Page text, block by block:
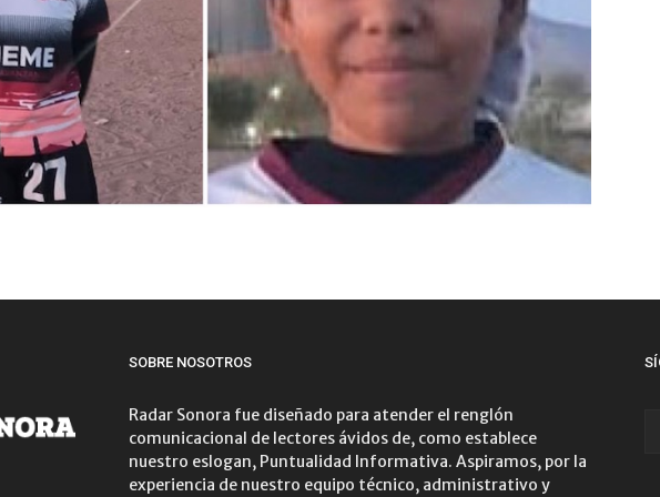
SOBRE NOSOTROS
Radar Sonora fue diseñado para atender el renglón
comunicacional de lectores ávidos de, como establece
nuestro eslogan, Puntualidad Informativa. Aspiramos, por la
experiencia de nuestro equipo técnico, administrativo y